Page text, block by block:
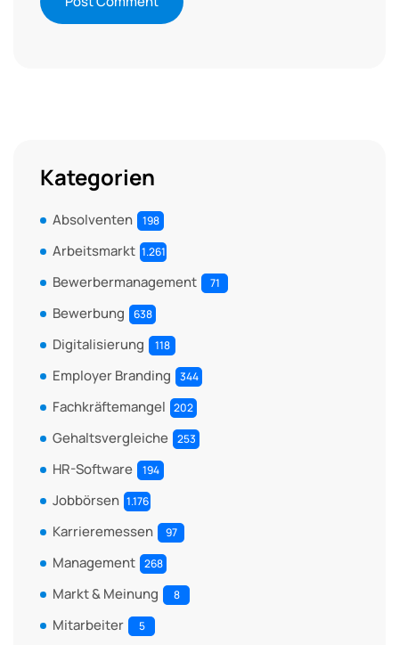
Kategorien
Absolventen 198
Arbeitsmarkt 1.261
Bewerbermanagement 71
Bewerbung 638
Digitalisierung 118
Employer Branding 344
Fachkräftemangel 202
Gehaltsvergleiche 253
HR-Software 194
Jobbörsen 1.176
Karrieremessen 97
Management 268
Markt & Meinung 8
Mitarbeiter 5